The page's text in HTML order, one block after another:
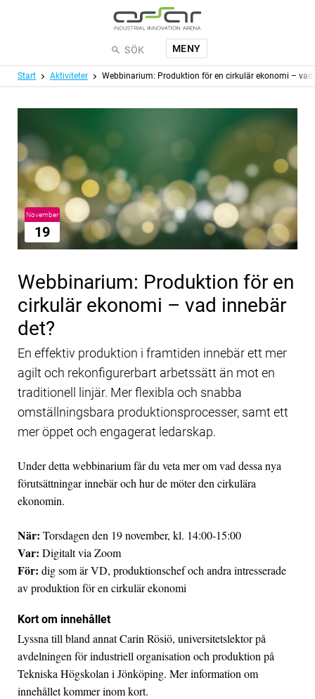
SÖK MENY
Meny
Start Aktiviteter Webbinarium: Produktion för en cirkulär ekonomi – vad
November
19
Webbinarium: Produktion för en
cirkulär ekonomi – vad innebär
det?
En effektiv produktion i framtiden innebär ett mer
agilt och rekonfigurerbart arbetssätt än mot en
traditionell linjär. Mer flexibla och snabba
omställningsbara produktionsprocesser, samt ett
mer öppet och engagerat ledarskap.
Under detta webbinarium får du veta mer om vad dessa nya
förutsättningar innebär och hur de möter den cirkulära
ekonomin.
När: Torsdagen den 19 november, kl. 14:00-15:00
Var: Digitalt via Zoom
För: dig som är VD, produktionschef och andra intresserade
av produktion för en cirkulär ekonomi
Kort om innehållet
Lyssna till bland annat Carin Rösiö, universitetslektor på
avdelningen för industriell organisation och produktion på
Tekniska Högskolan i Jönköping. Mer information om
innehållet kommer inom kort.